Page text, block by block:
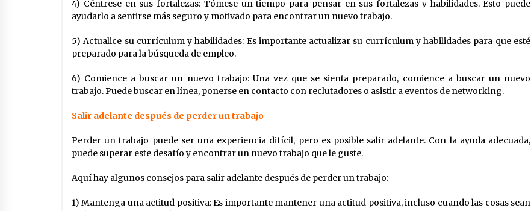
4) Céntrese en sus fortalezas: Tómese un tiempo para pensar en sus fortalezas y habilidades. Esto puede
ayudarlo a sentirse más seguro y motivado para encontrar un nuevo trabajo.
5) Actualice su currículum y habilidades: Es importante actualizar su currículum y habilidades para que esté
preparado para la búsqueda de empleo.
6) Comience a buscar un nuevo trabajo: Una vez que se sienta preparado, comience a buscar un nuevo
trabajo. Puede buscar en línea, ponerse en contacto con reclutadores o asistir a eventos de networking.
Salir adelante después de perder un trabajo
Perder un trabajo puede ser una experiencia difícil, pero es posible salir adelante. Con la ayuda adecuada,
puede superar este desafío y encontrar un nuevo trabajo que le guste.
Aquí hay algunos consejos para salir adelante después de perder un trabajo:
1) Mantenga una actitud positiva: Es importante mantener una actitud positiva, incluso cuando las cosas sean